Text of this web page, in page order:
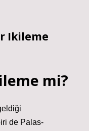
Ikileme
mi?
de Palas-